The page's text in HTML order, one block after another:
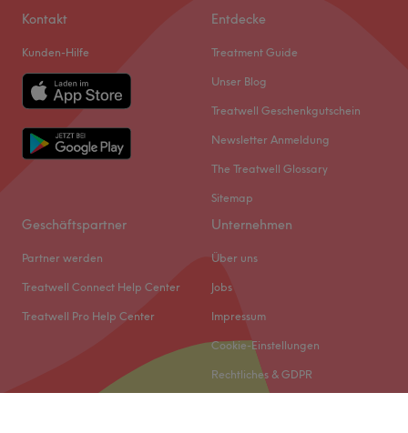
Kontakt
Kunden-Hilfe
Entdecke
Treatment Guide
Unser Blog
Treatwell Geschenkgutschein
Newsletter Anmeldung
The Treatwell Glossary
Sitemap
Geschäftspartner
Partner werden
Treatwell Connect Help Center
Treatwell Pro Help Center
Unternehmen
Über uns
Jobs
Impressum
Cookie-Einstellungen
Rechtliches & GDPR